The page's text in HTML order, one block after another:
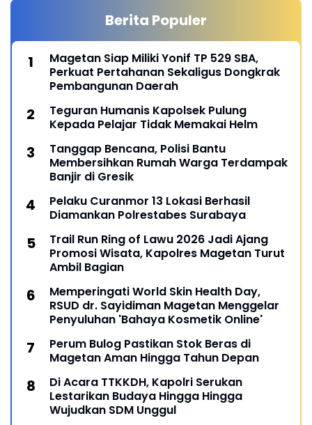
Berita Populer
Magetan Siap Miliki Yonif TP 529 SBA,
Perkuat Pertahanan Sekaligus Dongkrak
Pembangunan Daerah
Teguran Humanis Kapolsek Pulung
Kepada Pelajar Tidak Memakai Helm
Tanggap Bencana, Polisi Bantu
Membersihkan Rumah Warga Terdampak
Banjir di Gresik
Pelaku Curanmor 13 Lokasi Berhasil
Diamankan Polrestabes Surabaya
Trail Run Ring of Lawu 2026 Jadi Ajang
Promosi Wisata, Kapolres Magetan Turut
Ambil Bagian
Memperingati World Skin Health Day,
RSUD dr. Sayidiman Magetan Menggelar
Penyuluhan 'Bahaya Kosmetik Online'
Perum Bulog Pastikan Stok Beras di
Magetan Aman Hingga Tahun Depan
Di Acara TTKKDH, Kapolri Serukan
Lestarikan Budaya Hingga Hingga
Wujudkan SDM Unggul